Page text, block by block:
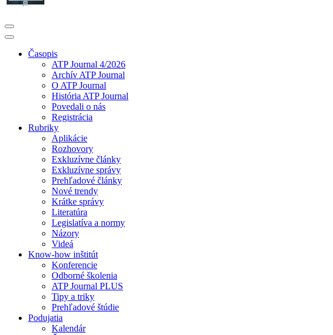
Časopis
ATP Journal 4/2026
Archív ATP Journal
O ATP Journal
História ATP Journal
Povedali o nás
Registrácia
Rubriky
Aplikácie
Rozhovory
Exkluzívne články
Exkluzívne správy
Prehľadové články
Nové trendy
Krátke správy
Literatúra
Legislatíva a normy
Názory
Videá
Know-how inštitút
Konferencie
Odborné školenia
ATP Journal PLUS
Tipy a triky
Prehľadové štúdie
Podujatia
Kalendár